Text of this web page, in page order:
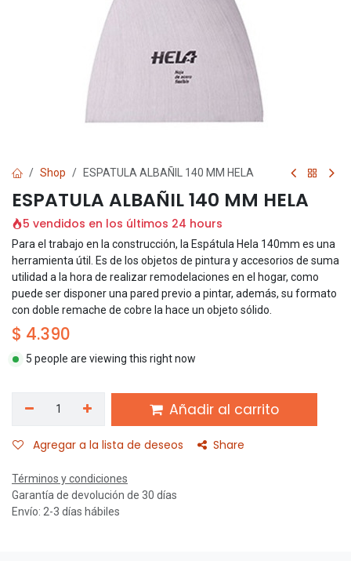
Shop ESPATULA ALBAÑIL 140 MM HELA
ESPATULA ALBAÑIL 140 MM HELA
5 vendidos en los últimos 24 hours
Para el trabajo en la construcción, la Espátula Hela 140mm es una
herramienta útil. Es de los objetos de pintura y accesorios de suma
utilidad a la hora de realizar remodelaciones en el hogar, como
puede ser disponer una pared previo a pintar, además, su formato
con doble remache de cobre la hace un objeto sólido.
$ 4.390
5 people are viewing this right now
Añadir al carrito
Agregar a la lista de deseos Share
Términos y condiciones
Garantía de devolución de 30 días
Envío: 2-3 días hábiles